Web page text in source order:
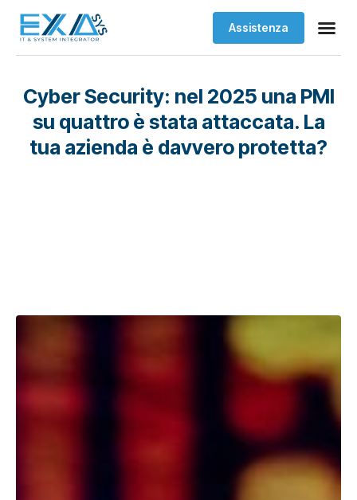
Assistenza
Cyber Security: nel 2025 una PMI
su quattro è stata attaccata. La
tua azienda è davvero protetta?